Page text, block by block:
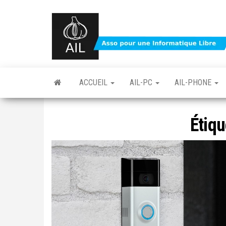
ACCUEIL AIL-PC AIL-PHONE